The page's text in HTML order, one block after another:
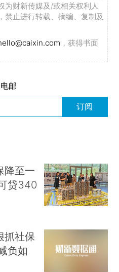
为财新传媒及/或相关权利人
禁止进行转载、摘编、复制及
，获得书面
邮
订阅
降至一
贷340
抓社保
负如